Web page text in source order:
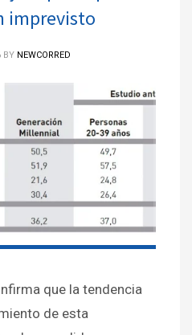
imprevisto
BY NEWCORRED
que la tendencia
de esta